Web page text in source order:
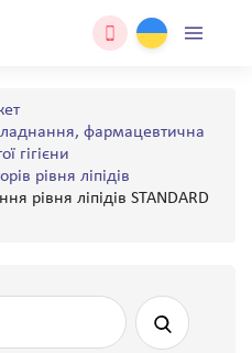
фармацевтична
гігієни
рівня ліпідів
рівня ліпідів STANDARD